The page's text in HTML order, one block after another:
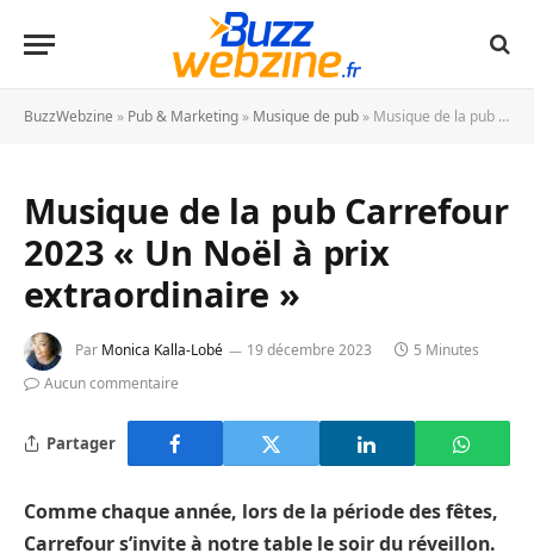
BuzzWebzine » Pub & Marketing » Musique de pub » Musique de la pub Carrefour 2023 « Un Noël à prix extraordinaire »
Musique de la pub Carrefour
2023 « Un Noël à prix
extraordinaire »
Par Monica Kalla-Lobé 19 décembre 2023
5 Minutes
Aucun commentaire
Partager
Comme chaque année, lors de la période des fêtes,
Carrefour s’invite à notre table le soir du réveillon.